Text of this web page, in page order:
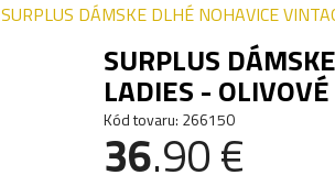
SURPLUS DÁMSKE DLHÉ NOHAVICE
SURPLUS
LADIES -
Kód tovaru: 266150
36.90 €